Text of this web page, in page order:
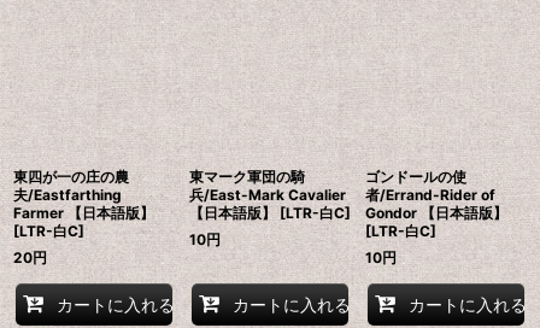
東四が一の庄の農
夫/Eastfarthing
Farmer 【日本語版】
[LTR-白C]
20円
カートに入れる
東マーク軍団の騎
兵/East-Mark Cavalier
【日本語版】 [LTR-白C]
10円
カートに入れる
ゴンドールの使
者/Errand-Rider of
Gondor 【日本語版】
[LTR-白C]
10円
カートに入れる